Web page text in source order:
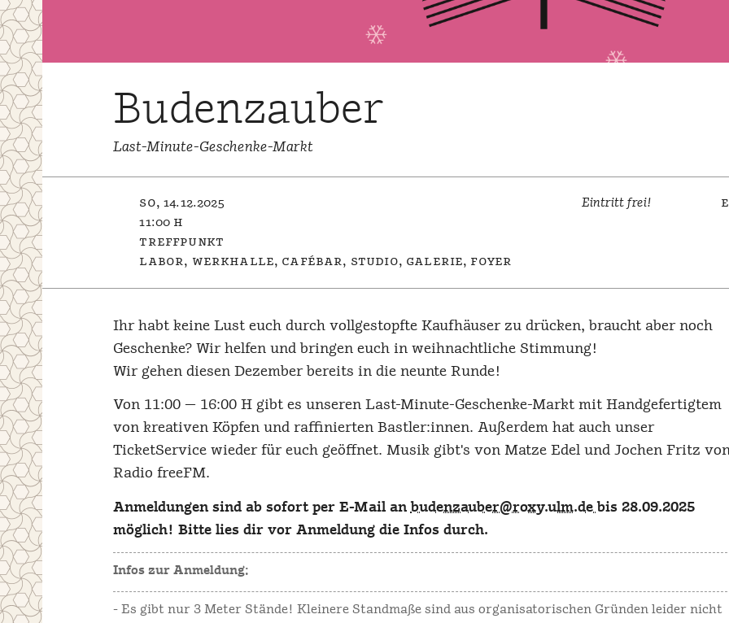
Budenzauber
Last-Minute-Geschenke-Markt
so, 14.12.2025
11:00 h
treffpunkt
labor, werkhalle, cafébar, studio, galerie, foyer
Eintritt frei!
Ihr habt keine Lust euch durch vollgestopfte Kaufhäuser zu drücken, braucht aber noch
Geschenke? Wir helfen und bringen euch in weihnachtliche Stimmung!
Wir gehen diesen Dezember bereits in die neunte Runde!
Von 11:00 — 16:00 H gibt es unseren Last-Minute-Geschenke-Markt mit Handgefertigtem
von kreativen Köpfen und raffinierten Bastler:innen. Außerdem hat auch unser
TicketService wieder für euch geöffnet. Musik gibt's von Matze Edel und Jochen Fritz
Radio freeFM.
Anmeldungen sind ab sofort per E-Mail anbudenzauber@roxy.ulm.debis 28.09.2025
möglich! Bitte lies dir vor Anmeldung die Infos durch.
Infos zur Anmeldung:
- Es gibt nur 3 Meter Stände! Kleinere Standmaße sind aus organisatorischen Gründen leider nicht